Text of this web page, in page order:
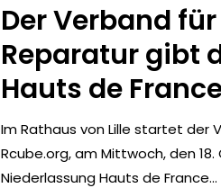
Der Verband
Reparatur gibt
Hauts de
Im Rathaus von Lille startet der
Rcube.org, am Mittwoch, den 18.
Niederlassung Hauts de France...